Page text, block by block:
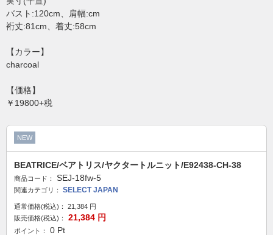
バスト:120cm、肩幅:cm
裄丈:81cm、着丈:58cm
【カラー】
charcoal
【価格】
￥19800+税
NEW
BEATRICE/ベアトリス/ヤクタートルニット/E92438-CH-38
商品コード： SEJ-18fw-5
関連カテゴリ： SELECT JAPAN
通常価格(税込)： 21,384 円
販売価格(税込)：
21,384 円
ポイント： 0 Pt